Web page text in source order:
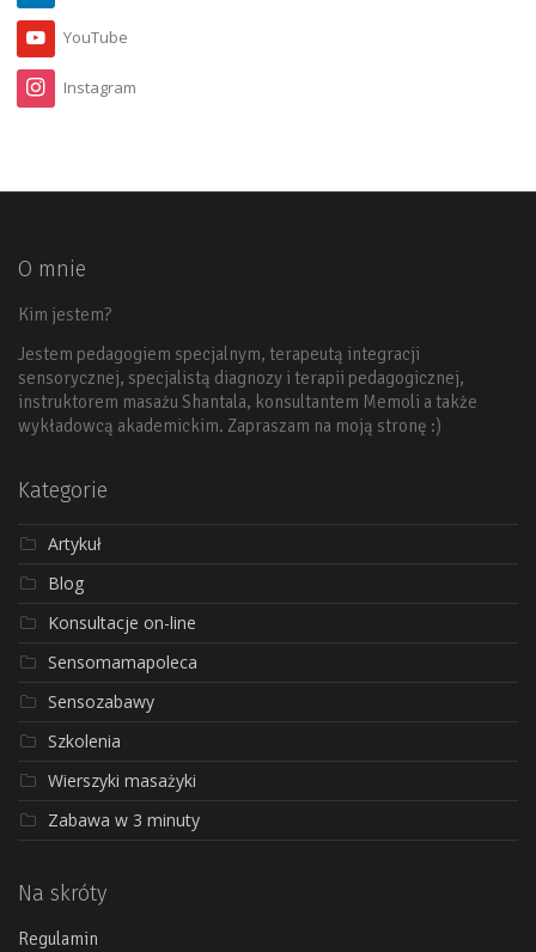
YouTube
Instagram
O mnie
Kim jestem?
Jestem pedagogiem specjalnym, terapeutą integracji
sensorycznej, specjalistą diagnozy i terapii pedagogicznej,
instruktorem masażu Shantala, konsultantem Memoli a także
wykładowcą akademickim. Zapraszam na moją stronę :)
Kategorie
Artykuł
Blog
Konsultacje on-line
Sensomamapoleca
Sensozabawy
Szkolenia
Wierszyki masażyki
Zabawa w 3 minuty
Na skróty
Regulamin